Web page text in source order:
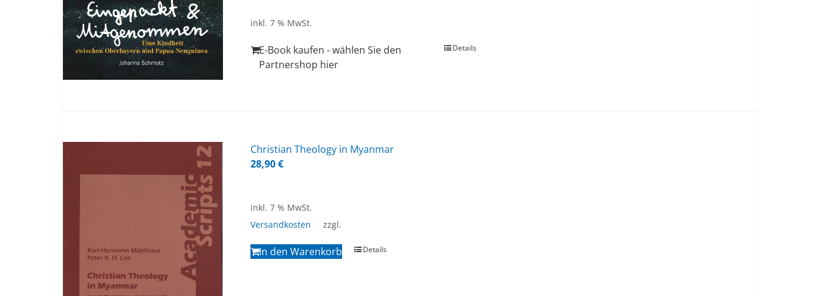
inkl. 7 % MwSt.
E-Book kaufen - wählen Sie den
Partnershop hier
Details
Chris­ti­an Theo­lo­gy in My­an­mar
28,90€
inkl. 7 % MwSt.
zzgl.
Versandkosten
In den Warenkorb Details